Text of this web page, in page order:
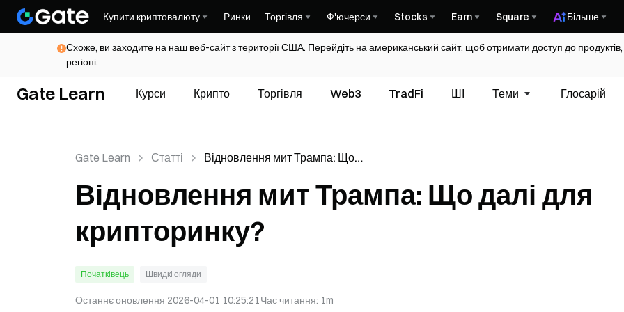
Купити криптовалюту Ринки Торгівля Ф'ючерси Stocks Earn Square Більше
Схоже, ви заходите на наш веб-сайт з території США. Перейдіть на американський сайт, щоб отримати доступ до
регіоні.
Gate Learn Курси Крипто Торгівля Web3 TradFi ШІ Теми Глосарій
Gate Learn Статті
Відновлення мит Трампа: Що
Відновлення мит Трампа: Що далі для
крипторинку?
Початківець Швидкі огляди
Останнє оновлення 2026-04-01 10:25:21Час читання: 1m